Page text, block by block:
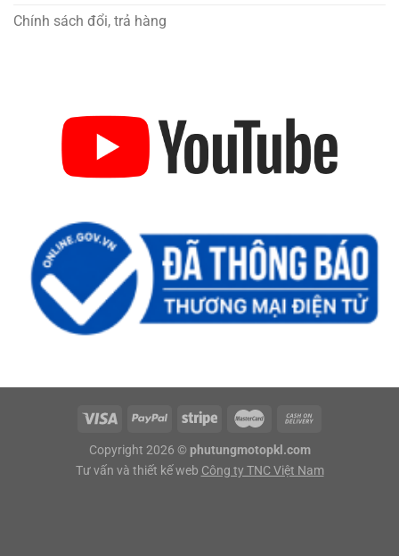
Chính sách đổi, trả hàng
Copyright 2026 © phutungmotopkl.com
Tư vấn và thiết kế web Công ty TNC Việt Nam